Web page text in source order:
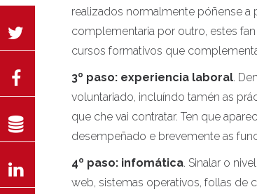
realizados normalmente póñense
complementaria por outro, estes
cursos formativos que
3º paso: experiencia laboral.
voluntariado, incluíndo tamén as
que che vai contratar. Ten que
desempeñado e brevemente as
4º paso: infomática. Sinalar o
web, sistemas operativos, follas de